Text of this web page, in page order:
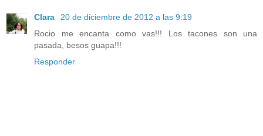
Clara
20 de diciembre de 2012 a las 9:19
Rocio me encanta como vas!!! Los tacones son una
pasada, besos guapa!!!
Responder